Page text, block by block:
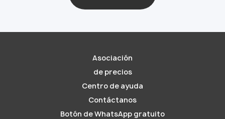
Asociación
de precios
Centro de ayuda
Contáctanos
Botón de WhatsApp gratuito